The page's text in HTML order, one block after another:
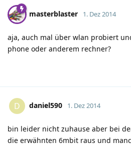
masterblaster 1. Dez 2014
aja, auch mal über wlan probiert
phone oder anderem rechner?
D daniel590 1. Dez 2014
bin leider nicht zuhause aber bei
die erwähnten 6mbit raus und